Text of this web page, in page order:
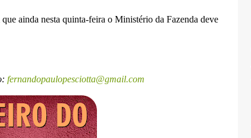
ainda nesta quinta-feira o Ministério da Fazenda deve
fernandopaulopesciotta@gmail.com